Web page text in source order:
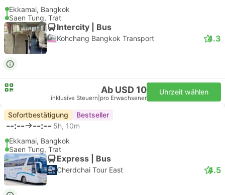
Ekkamai, Bangkok
Saen Tung, Trat
Intercity | Bus
Kohchang Bangkok Transport 4.3
Ab USD 10
inklusive Steuern pro Erwachsener
Uhrzeit wählen
Sofortbestätigung Bestseller
--:-- --:-- 5h, 10m
Ekkamai, Bangkok
Saen Tung, Trat
Express | Bus
Cherdchai Tour East 4.5